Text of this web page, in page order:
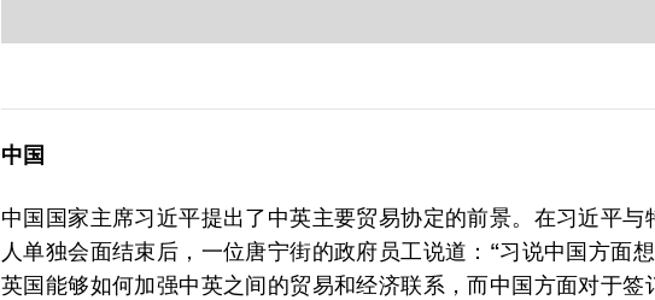
中国
中国国家主席习近平提出了中英主要贸易协定的前景。在习近平与
人单独会面结束后，一位唐宁街的政府员工说道：“习说中国方面
英国能够如何加强中英之间的贸易和经济联系，而中国方面对于签